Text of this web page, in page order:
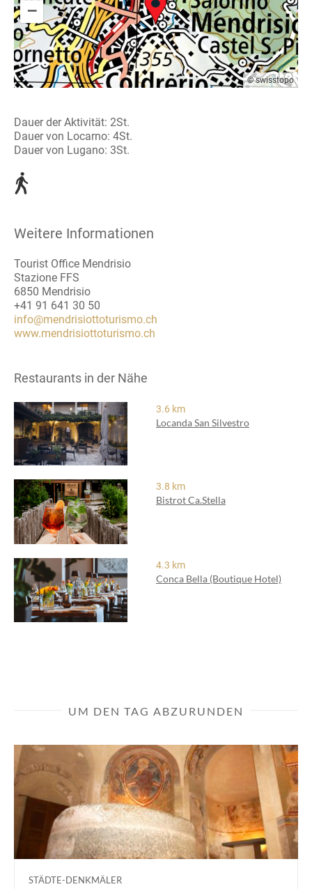
–
© swisstopo
Dauer der Aktivität: 2St.
Dauer von Locarno: 4St.
Dauer von Lugano: 3St.
Weitere Informationen
Tourist Office Mendrisio
Stazione FFS
6850 Mendrisio
+41 91 641 30 50
info@mendrisiottoturismo.ch
www.mendrisiottoturismo.ch
Restaurants in der Nähe
3.6 km
Locanda San Silvestro
3.8 km
Bistrot Ca.Stella
4.3 km
Conca Bella (Boutique Hotel)
UM DEN TAG ABZURUNDEN
STÄDTE-DENKMÄLER